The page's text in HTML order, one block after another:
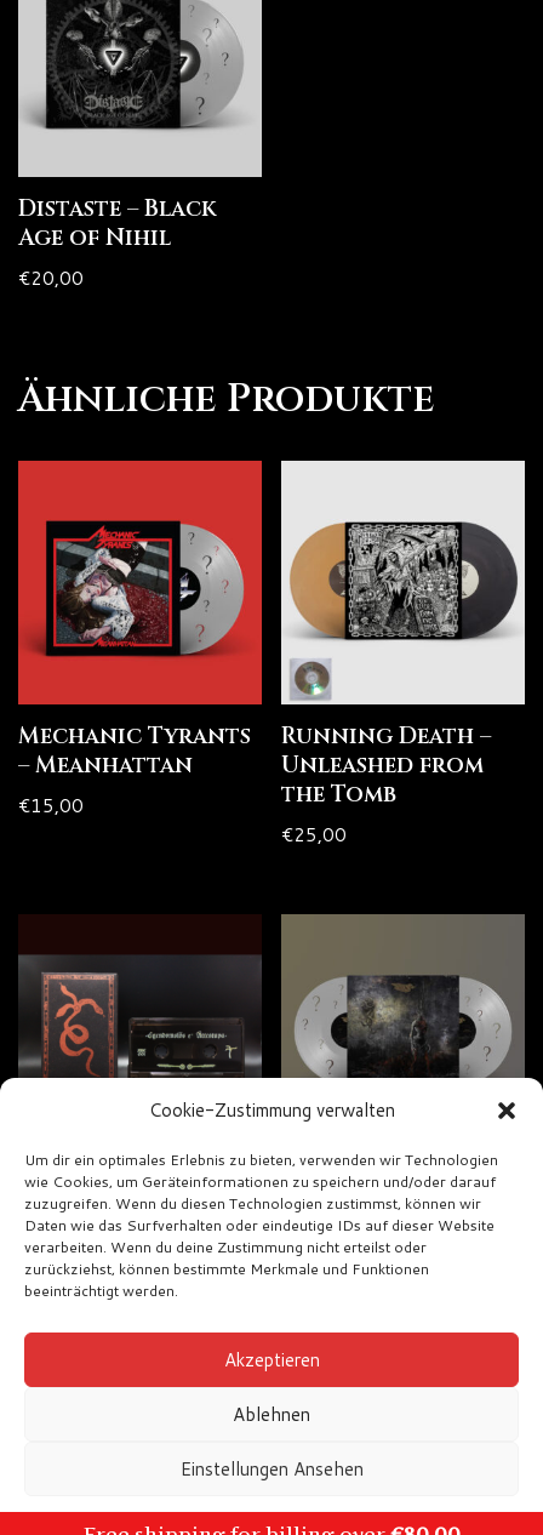
Cookie-Zustimmung verwalten
Um dir ein optimales Erlebnis zu bieten, verwenden wir Technologien
wie Cookies, um Geräteinformationen zu speichern und/oder darauf
zuzugreifen. Wenn du diesen Technologien zustimmst, können wir
Daten wie das Surfverhalten oder eindeutige IDs auf dieser Website
verarbeiten. Wenn du deine Zustimmung nicht erteilst oder
zurückziehst, können bestimmte Merkmale und Funktionen
beeinträchtigt werden.
Akzeptieren
Ablehnen
Einstellungen Ansehen
Cookie-RichtlinieImpressum
Distaste – Black
Age of Nihil
€20,00
Ähnliche Produkte
Mechanic Tyrants
– Meanhattan
€15,00
Running Death –
Unleashed from
the Tomb
€25,00
Modfälld –
Ättestupa
€10,00
Zolfo –
Descending Into
Inexorable Absence